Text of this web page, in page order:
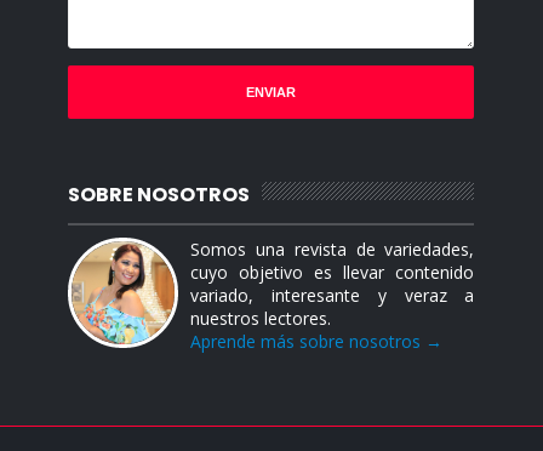
SOBRE NOSOTROS
Somos una revista de variedades,
cuyo objetivo es llevar contenido
variado, interesante y veraz a
nuestros lectores.
Aprende más sobre nosotros →